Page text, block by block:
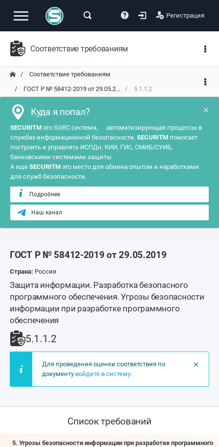
Регистрация
Соответствие требованиям
Соответствие требованиям
ГОСТ Р № 58412-2019 от 29.05.2...
5.1.1.2
×
Куда я попал?
SECURITM это SGRC система, ?
автоматизирующая процессы в
службах информационной безопасности. SECURITM помогает
построить и управлять ИСПДн, КИИ, ГИС, СМИБ/СУИБ,
банковскими системами защиты.
А еще SECURITM это место для обмена опытом и наработками
для служб безопасности.
Подробнее
Наш канал
ГОСТ Р № 58412-2019 от 29.05.2019
Страна: Россия
Защита информации. Разработка безопасного
программного обеспечения. Угрозы безопасности
информации при разработке программного
обеспечения
5.1.1.2
×
Для проведения оценки соответствия по
документу войдите в систему.
Список требований
5. Угрозы безопасности информации при разработке программного